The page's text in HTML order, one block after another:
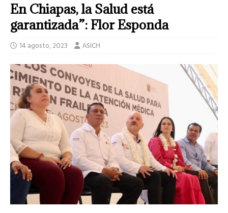
En Chiapas, la Salud está
garantizada”: Flor Esponda
14 agosto, 2023 ASICH